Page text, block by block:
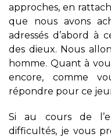
approches, en
que nous avons
adressés d’abord à
des dieux. Nous
homme. Quant à
encore, comme
répondre pour ce
Si au cours de
difficultés, je vous